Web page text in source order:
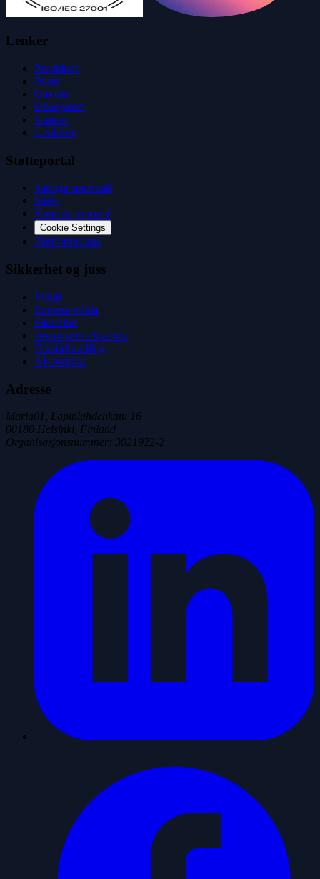
Lenker
Produkter
Priser
Om oss
Økosystem
Kunder
Utviklere
Støtteportal
Vanlige spørsmål
Støtte
Kunnskapsportal
Cookie Settings
Plattformstatus
Sikkerhet og juss
Vilkår
Express-vilkår
Sikkerhet
Personvernerklæring
Databehandling
AI-oversikt
Adresse
Maria01, Lapinlahdenkatu 16
00180 Helsinki, Finland
Organisasjonsnummer: 3021922-2